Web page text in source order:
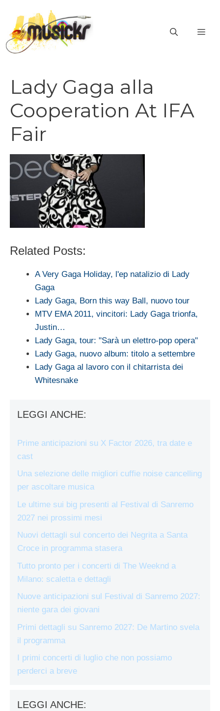
contenuto
Lady Gaga alla
Cooperation At IFA
Fair
Related Posts:
A Very Gaga Holiday, l'ep natalizio di Lady
Gaga
Lady Gaga, Born this way Ball, nuovo tour
MTV EMA 2011, vincitori: Lady Gaga trionfa,
Justin…
Lady Gaga, tour: "Sarà un elettro-pop opera"
Lady Gaga, nuovo album: titolo a settembre
Lady Gaga al lavoro con il chitarrista dei
Whitesnake
LEGGI ANCHE:
Prime anticipazioni su X Factor 2026, tra date e
cast
Una selezione delle migliori cuffie noise cancelling
per ascoltare musica
Le ultime sui big presenti al Festival di Sanremo
2027 nei prossimi mesi
Nuovi dettagli sul concerto dei Negrita a Santa
Croce in programma stasera
Tutto pronto per i concerti di The Weeknd a
Milano: scaletta e dettagli
Nuove anticipazioni sul Festival di Sanremo 2027:
niente gara dei giovani
Primi dettagli su Sanremo 2027: De Martino svela
il programma
I primi concerti di luglio che non possiamo
perderci a breve
LEGGI ANCHE: